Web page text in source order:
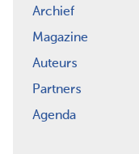
Archief
Magazine
Auteurs
Partners
Agenda